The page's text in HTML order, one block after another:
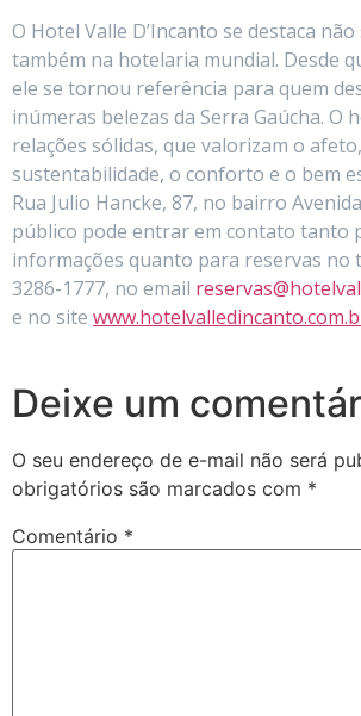
O Hotel Valle D’Incanto se destaca
também na hotelaria mundial. Desde
ele se tornou referência para quem
inúmeras belezas da Serra Gaúcha. O
relações sólidas, que valorizam o
sustentabilidade, o conforto e o bem
Rua Julio Hancke, 87, no bairro
público pode entrar em contato tanto
informações quanto para reservas no
3286-1777, no email
e no site
Deixe um
O seu endereço de e-mail não será
obrigatórios são marcados com *
Comentário *